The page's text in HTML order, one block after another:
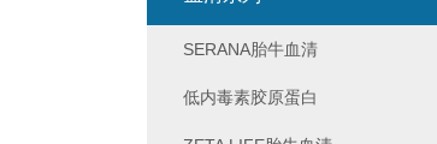
SERANA胎牛血清
低内毒素胶原蛋白